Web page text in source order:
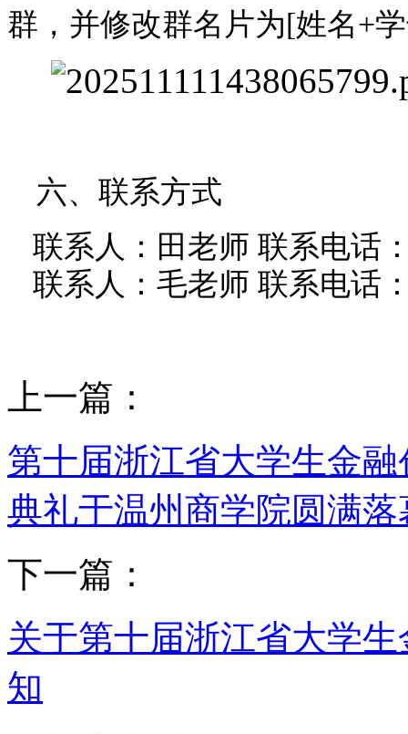
群，并修改群名片为[姓名+
六、联系方式
联系人：田老师 联系电话
联系人：毛老师 联系电话
上一篇：
第十届浙江省大学生金
典礼于温州商学院圆满落
下一篇：
关于第十届浙江省大学
知